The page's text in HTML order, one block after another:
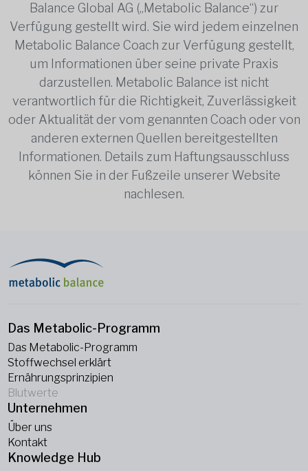
Balance Global AG („Metabolic Balance“) zur
Verfügung gestellt wird. Sie wird jedem einzelnen
Metabolic Balance Coach zur Verfügung gestellt,
um Informationen über seine private Praxis
darzustellen. Metabolic Balance ist nicht
verantwortlich für die Richtigkeit, Zuverlässigkeit
oder Aktualität der vom genannten Coach oder von
anderen externen Quellen bereitgestellten
Informationen. Details zum Haftungsausschluss
können Sie in der Fußzeile unserer Website
nachlesen.
Das Metabolic-Programm
Das Metabolic-Programm
Stoffwechsel erklärt
Ernährungsprinzipien
Blutwerte
Unternehmen
Über uns
Kontakt
Knowledge Hub